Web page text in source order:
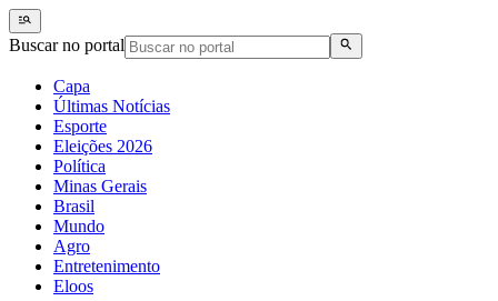
Buscar no portal
Capa
Últimas Notícias
Esporte
Eleições 2026
Política
Minas Gerais
Brasil
Mundo
Agro
Entretenimento
Eloos